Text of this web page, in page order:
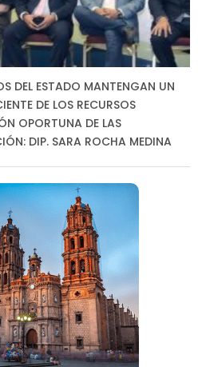
DEL ESTADO MANTENGAN UN
DE LOS RECURSOS
OPORTUNA DE LAS
DIP. SARA ROCHA MEDINA